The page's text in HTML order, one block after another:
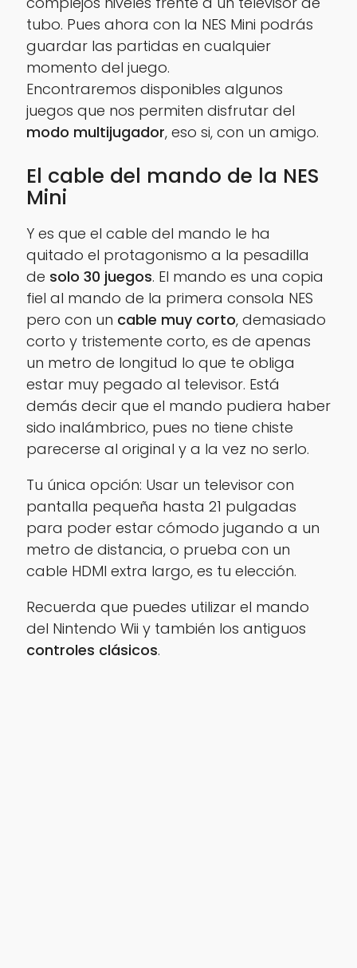
tubo. Pues ahora con la NES Mini podrás
guardar las partidas en cualquier
momento del juego.
Encontraremos disponibles algunos
juegos que nos permiten disfrutar del
modo multijugador, eso si, con un amigo.
El cable del mando de la NES
Mini
Y es que el cable del mando le ha
quitado el protagonismo a la pesadilla
de solo 30 juegos. El mando es una copia
fiel al mando de la primera consola NES
pero con un cable muy corto, demasiado
corto y tristemente corto, es de apenas
un metro de longitud lo que te obliga
estar muy pegado al televisor. Está
demás decir que el mando pudiera haber
sido inalámbrico, pues no tiene chiste
parecerse al original y a la vez no serlo.
Tu única opción: Usar un televisor con
pantalla pequeña hasta 21 pulgadas
para poder estar cómodo jugando a un
metro de distancia, o prueba con un
cable HDMI extra largo, es tu elección.
Recuerda que puedes utilizar el mando
del Nintendo Wii y también los antiguos
controles clásicos.